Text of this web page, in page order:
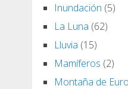
Inundación (5)
La Luna (62)
Lluvia (15)
Mamíferos (2)
Montaña de